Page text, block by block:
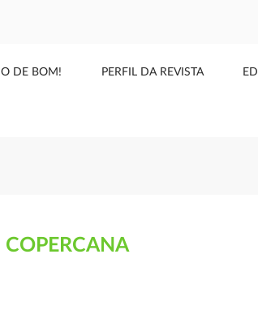
DE BOM! PERFIL DA REVISTA
COPERCANA